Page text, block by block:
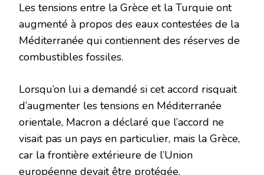
Les tensions entre la Grèce et la Turquie ont
augmenté à propos des eaux contestées de la
Méditerranée qui contiennent des réserves de
combustibles fossiles.
Lorsqu’on lui a demandé si cet accord risquait
d’augmenter les tensions en Méditerranée
orientale, Macron a déclaré que l’accord ne
visait pas un pays en particulier, mais la Grèce,
car la frontière extérieure de l’Union
européenne devait être protégée.